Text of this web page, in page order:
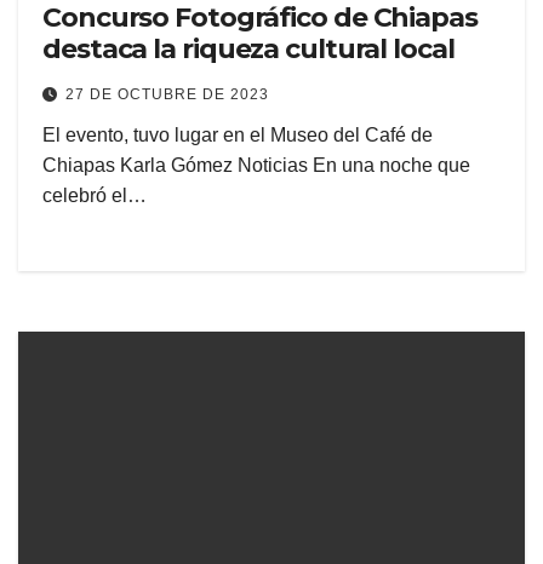
Concurso Fotográfico de Chiapas
destaca la riqueza cultural local
27 DE OCTUBRE DE 2023
El evento, tuvo lugar en el Museo del Café de
Chiapas Karla Gómez Noticias En una noche que
celebró el…